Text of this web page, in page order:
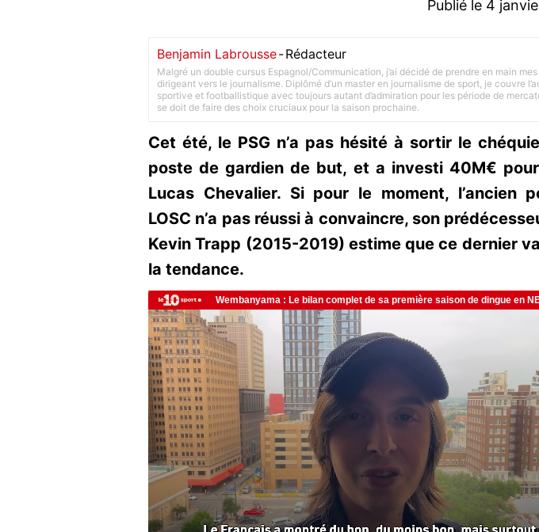
Publié le 4
Benjamin Labrousse-Rédacteur
Malgré un double cursus Espagnol/Communication, j’ai décidé de prendre en main
dirigeant vers le journalisme. Diplômé d’un master en journalisme de sport, je couvre
sportive et footballistique avec toujours autant d’admiration pour les période de
se doit de faire des choix cruciaux pour la saison prochaine.
Cet été, le PSG n’a pas hésité à sortir le
poste de gardien de but, et a investi 40M€
Lucas Chevalier. Si pour le moment, l’ancien
LOSC n’a pas réussi à convaincre, son
Kevin Trapp (2015-2019) estime que ce dernier
la tendance.